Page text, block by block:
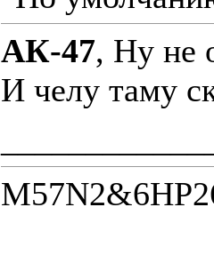
АК-47, Ну не
И челу таму